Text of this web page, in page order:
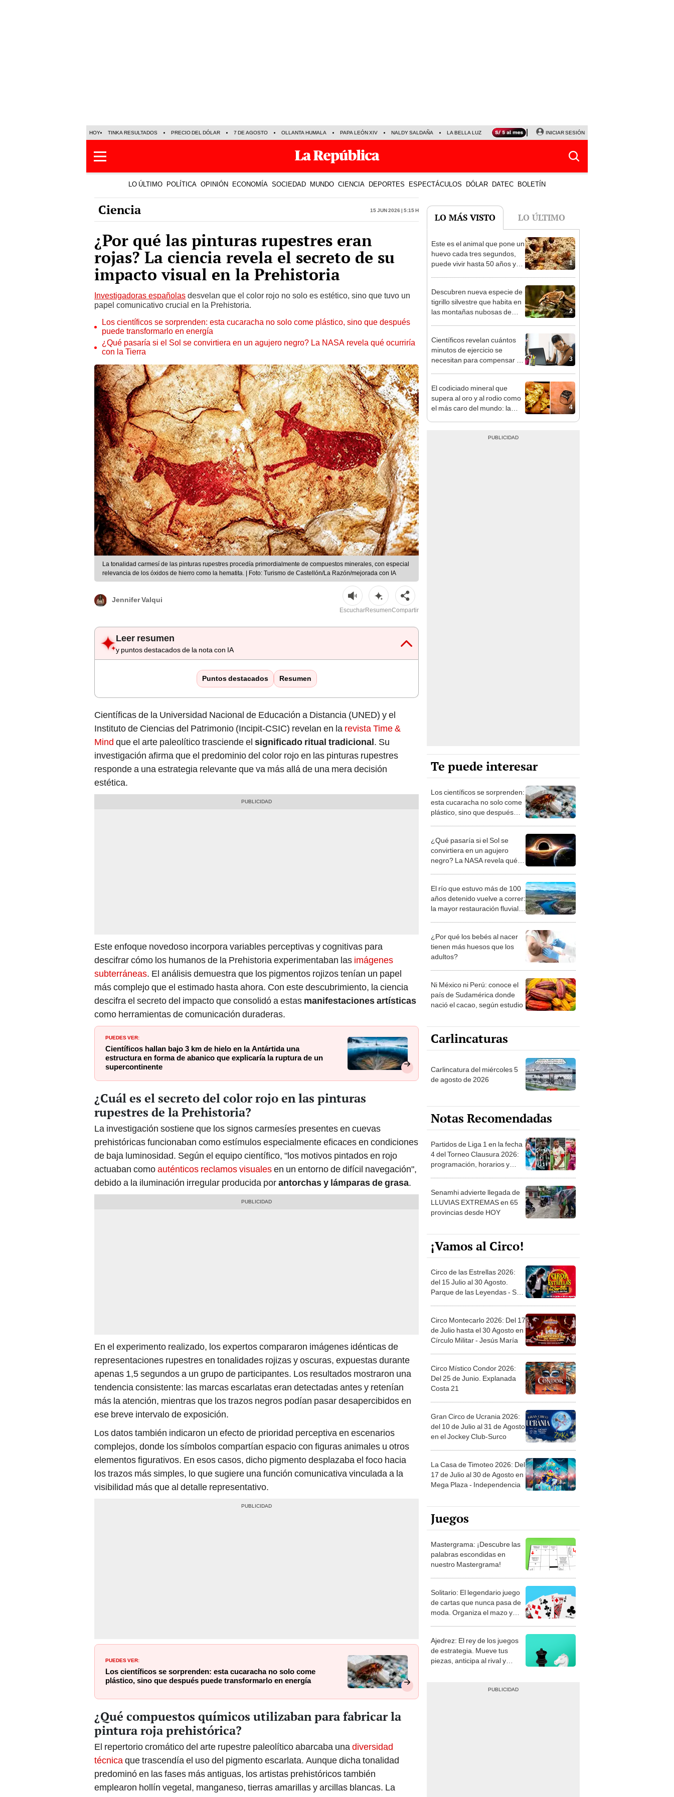
HOY TINKA RESULTADOS PRECIO DEL DÓLAR 7 DE AGOSTO OLLANTA HUMALA PAPA LEÓN XIV NALDY SALDAÑA LA BELLA LUZ MAGALY MEDINA SINUANO RESULTADOS HOY
INICIAR SESIÓN
LO ÚLTIMO POLÍTICA OPINIÓN ECONOMÍA SOCIEDAD MUNDO CIENCIA DEPORTES ESPECTÁCULOS DÓLAR DATEC BOLETÍN
Ciencia 15 Jun 2026 | 5:15 h
¿Por qué las pinturas rupestres eran
rojas? La ciencia revela el secreto de su
impacto visual en la Prehistoria
Investigadoras españolas desvelan que el color rojo no solo es estético, sino que tuvo un
papel comunicativo crucial en la Prehistoria.
Los científicos se sorprenden: esta cucaracha no solo come plástico, sino que después
puede transformarlo en energía
¿Qué pasaría si el Sol se convirtiera en un agujero negro? La NASA revela qué ocurriría
con la Tierra
La tonalidad carmesí de las pinturas rupestres procedía primordialmente de compuestos minerales, con especial
relevancia de los óxidos de hierro como la hematita. | Foto: Turismo de Castellón/La Razón/mejorada con IA
Jennifer Valqui
EscucharResumenCompartir
Leer resumen
y puntos destacados de la nota con IA
Puntos destacados Resumen
Científicas de la Universidad Nacional de Educación a Distancia (UNED) y el
Instituto de Ciencias del Patrimonio (Incipit-CSIC) revelan en la revista Time &
Mind que el arte paleolítico trasciende el significado ritual tradicional. Su
investigación afirma que el predominio del color rojo en las pinturas rupestres
responde a una estrategia relevante que va más allá de una mera decisión
estética.
Este enfoque novedoso incorpora variables perceptivas y cognitivas para
descifrar cómo los humanos de la Prehistoria experimentaban las imágenes
subterráneas. El análisis demuestra que los pigmentos rojizos tenían un papel
más complejo que el estimado hasta ahora. Con este descubrimiento, la ciencia
descifra el secreto del impacto que consolidó a estas manifestaciones artísticas
como herramientas de comunicación duraderas.
PUEDES VER:
Científicos hallan bajo 3 km de hielo en la Antártida una
estructura en forma de abanico que explicaría la ruptura de un
supercontinente
¿Cuál es el secreto del color rojo en las pinturas
rupestres de la Prehistoria?
La investigación sostiene que los signos carmesíes presentes en cuevas
prehistóricas funcionaban como estímulos especialmente eficaces en condiciones
de baja luminosidad. Según el equipo científico, "los motivos pintados en rojo
actuaban comoauténticos reclamos visualesen un entorno de difícil navegación",
debido a la iluminación irregular producida porantorchas y lámparas de grasa.
En el experimento realizado, los expertos compararon imágenes idénticas de
representaciones rupestres en tonalidades rojizas y oscuras, expuestas durante
apenas 1,5 segundos a un grupo de participantes. Los resultados mostraron una
tendencia consistente: las marcas escarlatas eran detectadas antes y retenían
más la atención, mientras que los trazos negros podían pasar desapercibidos en
ese breve intervalo de exposición.
Los datos también indicaron un efecto de prioridad perceptiva en escenarios
complejos, donde los símbolos compartían espacio con figuras animales u otros
elementos figurativos. En esos casos, dicho pigmento desplazaba el foco hacia
los trazos más simples, lo que sugiere una función comunicativa vinculada a la
visibilidad más que al detalle representativo.
PUEDES VER:
Los científicos se sorprenden: esta cucaracha no solo come
plástico, sino que después puede transformarlo en energía
¿Qué compuestos químicos utilizaban para fabricar la
pintura roja prehistórica?
El repertorio cromático del arte rupestre paleolítico abarcaba una diversidad
técnicaque trascendía el uso del pigmento escarlata. Aunque dicha tonalidad
predominó en las fases más antiguas, los artistas prehistóricos también
emplearon hollín vegetal, manganeso, tierras amarillas y arcillas blancas. La
LO MÁS VISTO LO ÚLTIMO
1
Este es el animal que pone un
huevo cada tres segundos,
puede vivir hasta 50 años y
2
Descubren nueva especie de
tigrillo silvestre que habita en
las montañas nubosas de
3
Científicos revelan cuántos
minutos de ejercicio se
necesitan para compensar 10
4
El codiciado mineral que
supera al oro y al rodio como
el más caro del mundo: la
Te puede interesar
Los científicos se sorprenden:
esta cucaracha no solo come
plástico, sino que después
¿Qué pasaría si el Sol se
convirtiera en un agujero
negro? La NASA revela qué
El río que estuvo más de 100
años detenido vuelve a correr:
la mayor restauración fluvial
¿Por qué los bebés al nacer
tienen más huesos que los
adultos?
Ni México ni Perú: conoce el
país de Sudamérica donde
nació el cacao, según estudio
Carlincaturas
Carlincatura del miércoles 5
de agosto de 2026
Notas Recomendadas
Partidos de Liga 1 en la fecha
4 del Torneo Clausura 2026:
programación, horarios y
Senamhi advierte llegada de
LLUVIAS EXTREMAS en 65
provincias desde HOY
¡Vamos al Circo!
Circo de las Estrellas 2026:
del 15 Julio al 30 Agosto.
Parque de las Leyendas - San
Circo Montecarlo 2026: Del 17
de Julio hasta el 30 Agosto en
Círculo Militar - Jesús María
Circo Místico Condor 2026:
Del 25 de Junio. Explanada
Costa 21
Gran Circo de Ucrania 2026:
del 10 de Julio al 31 de Agosto
en el Jockey Club-Surco
La Casa de Timoteo 2026: Del
17 de Julio al 30 de Agosto en
Mega Plaza - Independencia
Juegos
Mastergrama: ¡Descubre las
palabras escondidas en
nuestro Mastergrama!
Solitario: El legendario juego
de cartas que nunca pasa de
moda. Organiza el mazo y
Ajedrez: El rey de los juegos
de estrategia. Mueve tus
piezas, anticipa al rival y